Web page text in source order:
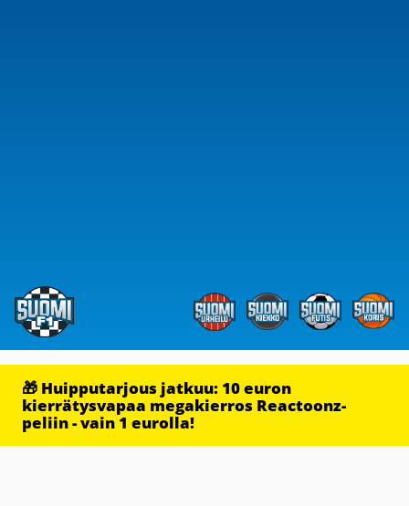
🎁 Huipputarjous jatkuu: 10 euron
kierrätysvapaa megakierros Reactoonz-
peliin - vain 1 eurolla!